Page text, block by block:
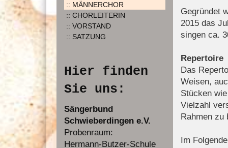
Gegründet
2015 das
singen ca.
Repertoire
Das
Weisen,
Stücken
Vielzahl
Rahmen zu
Im
MÄNNERCHOR
CHORLEITERIN
VORSTAND
SATZUNG
Hier finden
Sie uns:
Sängerbund
Schwieberdingen e.V.
Probenraum:
Hermann-Butzer-Schule